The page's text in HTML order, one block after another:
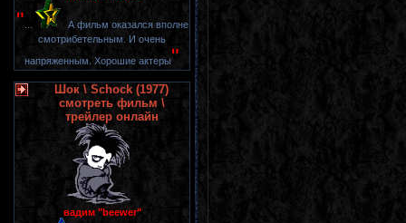
"
А фильм оказался вполне
смотрибетельным. И очень
напряженным. Хорошие актеры"
Шок \ Schock (1977)
смотреть фильм \
трейлер онлайн
вадим "beewer"